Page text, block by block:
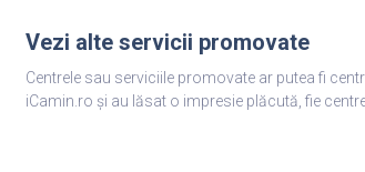
Vezi alte servicii promovate
Centrele sau serviciile promovate ar putea fi
iCamin.ro și au lăsat o impresie plăcută, fie